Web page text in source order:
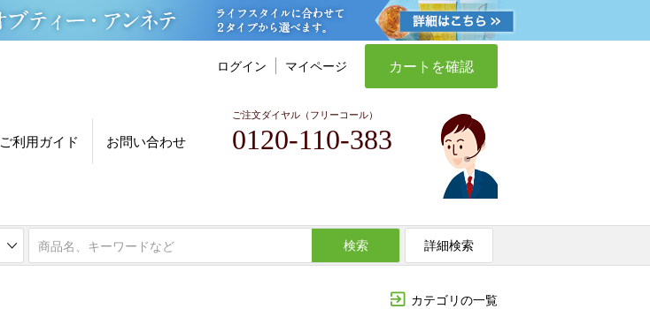
ログイン マイページ カートを確認
ご利用ガイド お問い合わせ
ご注文ダイヤル（フリーコール）
0120-110-383
検索 詳細検索
カテゴリの一覧